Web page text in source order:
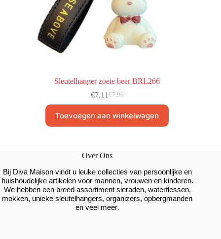
Sleutelhanger zoete beer BRL266
€7,90
€7,11
Toevoegen aan winkelwagen
Over Ons
Bij Diva Maison vindt u leuke collecties van persoonlijke en
huishoudelijke artikelen voor mannen, vrouwen en kinderen.
We hebben een breed assortiment sieraden, waterflessen,
mokken, unieke sleutelhangers, organizers, opbergmanden
en veel meer.